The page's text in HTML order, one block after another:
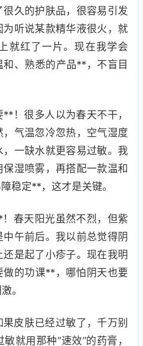
久的护肤品，很容易引发
听说某款精华液很火，就
就红了一片。现在我学会
、熟悉的产品**，不盲目
！很多人以为春天不干，
气温忽冷忽热，空气湿度
一缺水就更容易过敏。我
湿喷雾，再搭配一款温和
稳定**，这才是关键。
春天阳光虽然不烈，但紫
午前后。我以前总觉得阴
是起了小疹子。现在我明
的功课**，哪怕阴天也要
。
皮肤已经过敏了，千万别
就用那种“速效”的药膏，